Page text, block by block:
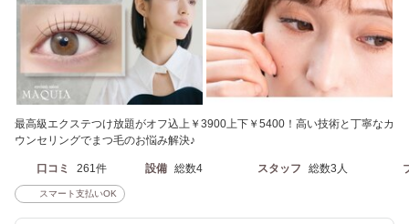
最高級エクステつけ放題がオフ込上￥3900上下￥5400！高い技術と丁寧なカ
ウンセリングでまつ毛のお悩み解決♪
口コミ 261件 設備 総数4 スタッフ 総数3人
スマート支払いOK